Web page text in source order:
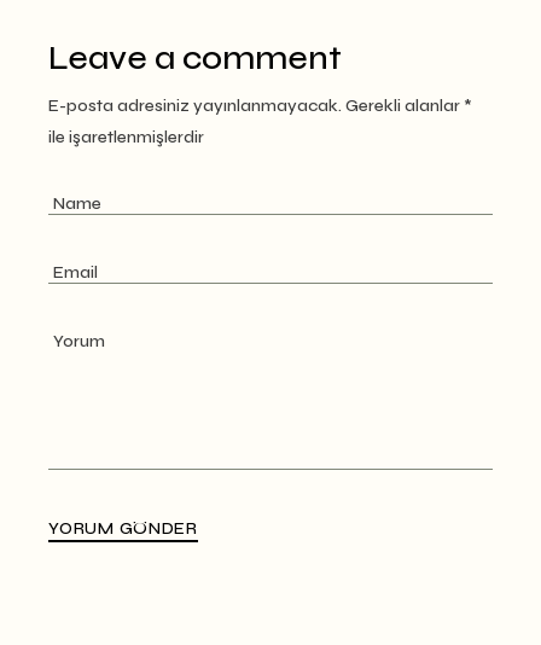
Leave a comment
E-posta adresiniz yayınlanmayacak. Gerekli alanlar *
ile işaretlenmişlerdir
YORUM GÖNDER